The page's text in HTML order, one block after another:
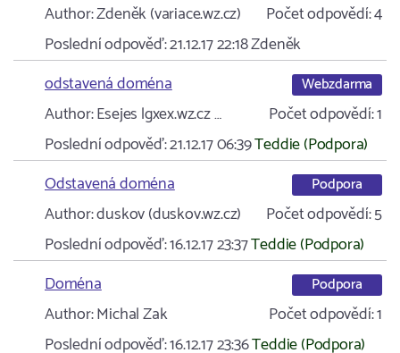
Author:Zdeněk (variace.wz.cz) Počet odpovědí:4
Poslední odpověď:21.12.17 22:18Zdeněk
odstavená doména
Webzdarma
Author:Esejes lgxex.wz.cz … Počet odpovědí:1
Poslední odpověď:21.12.17 06:39Teddie (Podpora)
Odstavená doména
Podpora
Author:duskov (duskov.wz.cz) Počet odpovědí:5
Poslední odpověď:16.12.17 23:37Teddie (Podpora)
Doména
Podpora
Author:Michal Zak Počet odpovědí:1
Poslední odpověď:16.12.17 23:36Teddie (Podpora)